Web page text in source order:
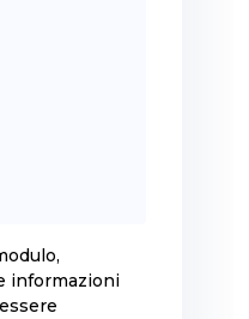
informazioni